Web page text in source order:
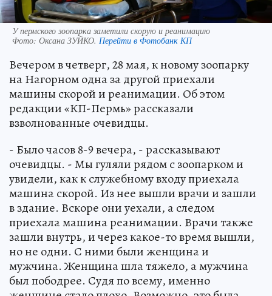
У пермского зоопарка заметили скорую и реанимацию
Фото: Оксана ЗУЙКО. Перейти в Фотобанк КП
Вечером в четверг, 28 мая, к новому зоопарку
на Нагорном одна за другой приехали
машины скорой и реанимации. Об этом
редакции «КП-Пермь» рассказали
взволнованные очевидцы.
- Было часов 8-9 вечера, - рассказывают
очевидцы. - Мы гуляли рядом с зоопарком и
увидели, как к служебному входу приехала
машина скорой. Из нее вышли врачи и зашли
в здание. Вскоре они уехали, а следом
приехала машина реанимации. Врачи также
зашли внутрь, и через какое-то время вышли,
но не одни. С ними были женщина и
мужчина. Женщина шла тяжело, а мужчина
был пободрее. Судя по всему, именно